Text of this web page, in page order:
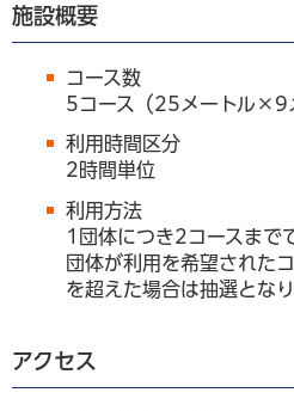
施設概要
コース数
5コース（25メートル×9
利用時間区分
2時間単位
利用方法
1団体につき2コースまでで
団体が利用を希望された
を超えた場合は抽選となり
アクセス